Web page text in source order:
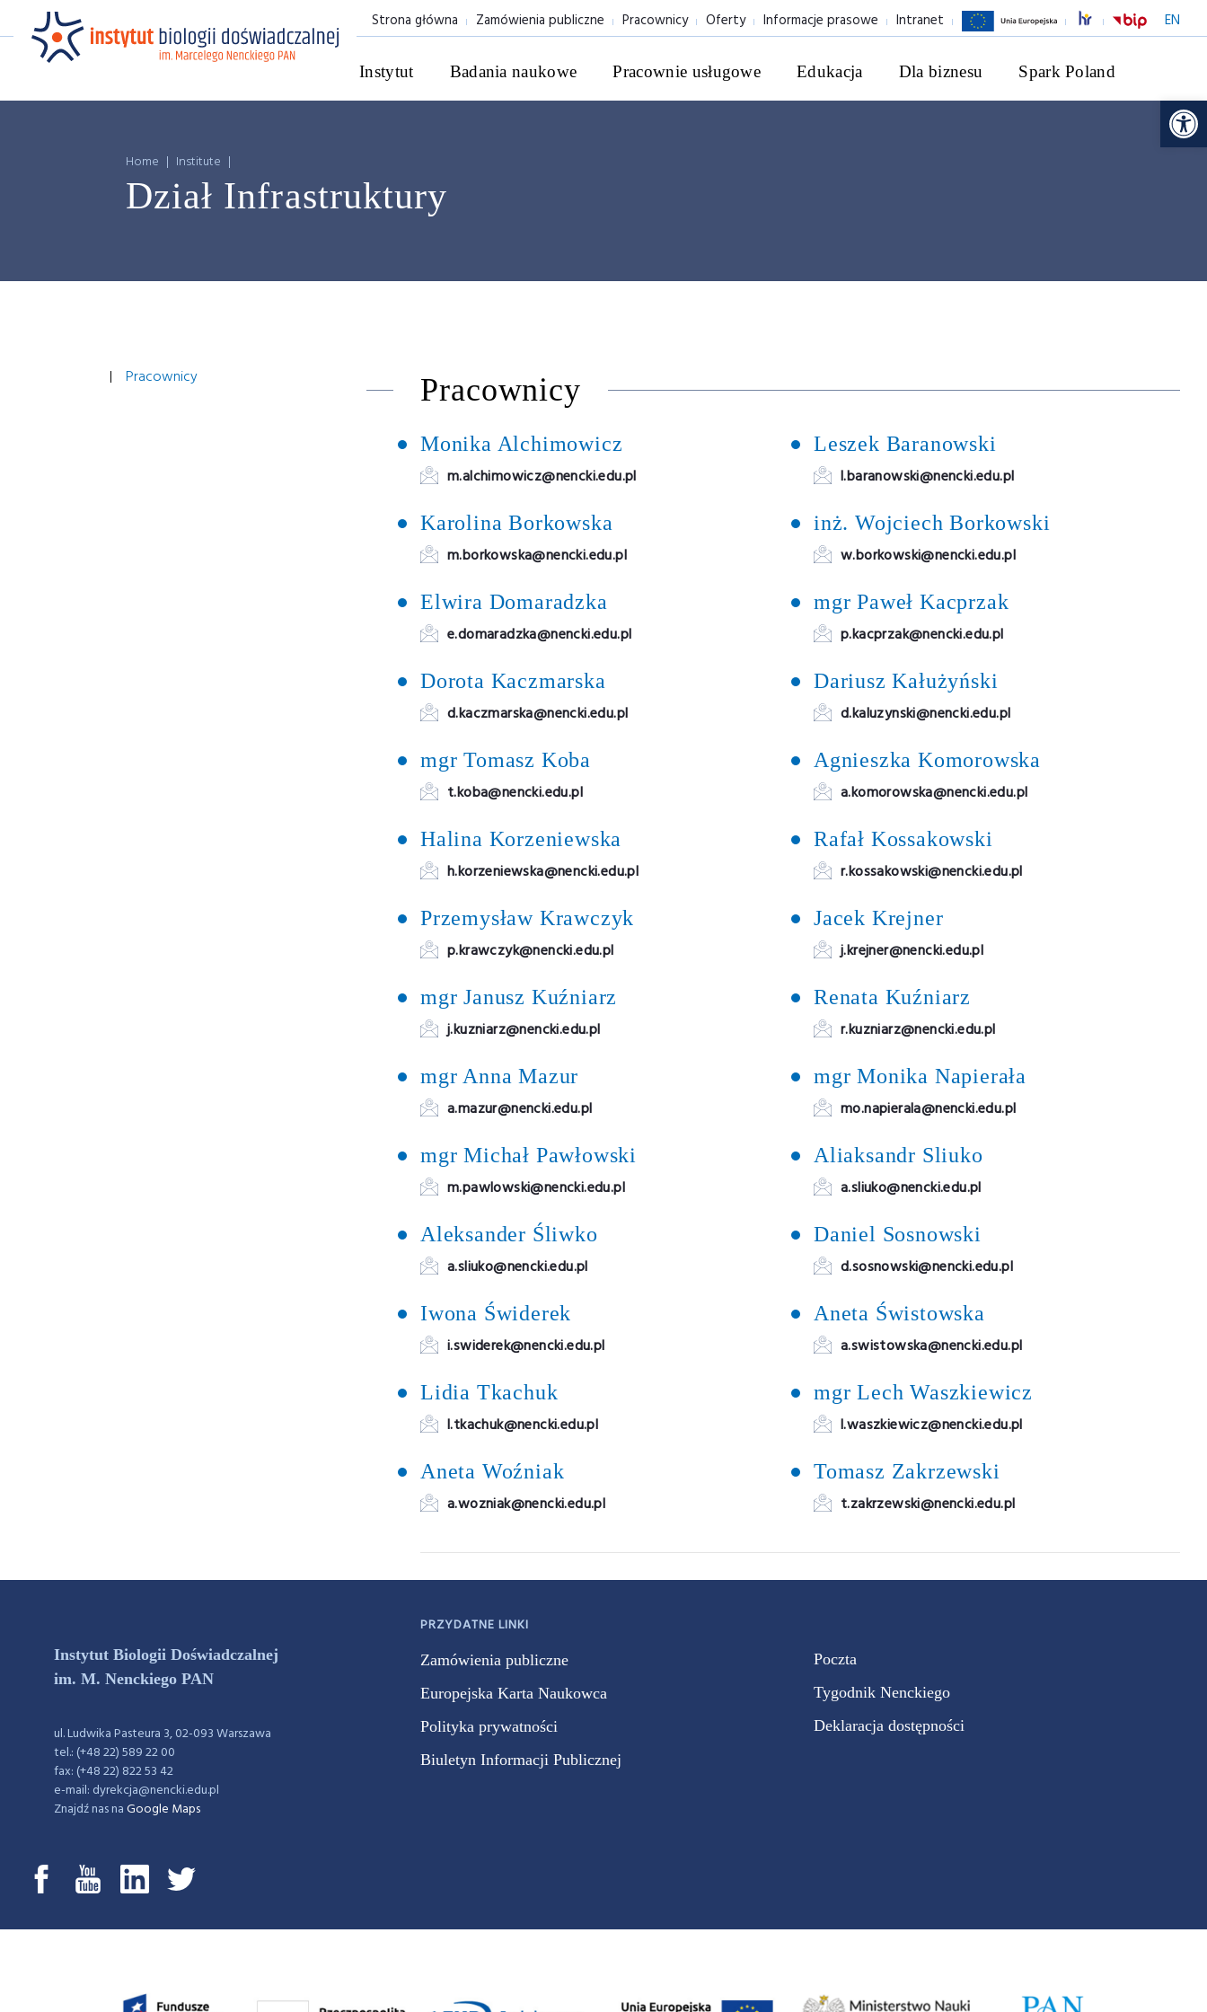
EN
Strona główna Zamówienia publiczne Pracownicy Oferty Informacje prasowe Intranet
Instytut Badania naukowe Pracownie usługowe Edukacja Dla biznesu Spark Poland
Home | Institute |
Dział Infrastruktury
Pracownicy Pracownicy
Monika Alchimowicz
m.alchimowicz@nencki.edu.pl
Leszek Baranowski
l.baranowski@nencki.edu.pl
Karolina Borkowska
m.borkowska@nencki.edu.pl
inż. Wojciech Borkowski
w.borkowski@nencki.edu.pl
Elwira Domaradzka
e.domaradzka@nencki.edu.pl
mgr Paweł Kacprzak
p.kacprzak@nencki.edu.pl
Dorota Kaczmarska
d.kaczmarska@nencki.edu.pl
Dariusz Kałużyński
d.kaluzynski@nencki.edu.pl
mgr Tomasz Koba
t.koba@nencki.edu.pl
Agnieszka Komorowska
a.komorowska@nencki.edu.pl
Halina Korzeniewska
h.korzeniewska@nencki.edu.pl
Rafał Kossakowski
r.kossakowski@nencki.edu.pl
Przemysław Krawczyk
p.krawczyk@nencki.edu.pl
Jacek Krejner
j.krejner@nencki.edu.pl
mgr Janusz Kuźniarz
j.kuzniarz@nencki.edu.pl
Renata Kuźniarz
r.kuzniarz@nencki.edu.pl
mgr Anna Mazur
a.mazur@nencki.edu.pl
mgr Monika Napierała
mo.napierala@nencki.edu.pl
mgr Michał Pawłowski
m.pawlowski@nencki.edu.pl
Aliaksandr Sliuko
a.sliuko@nencki.edu.pl
Aleksander Śliwko
a.sliuko@nencki.edu.pl
Daniel Sosnowski
d.sosnowski@nencki.edu.pl
Iwona Świderek
i.swiderek@nencki.edu.pl
Aneta Świstowska
a.swistowska@nencki.edu.pl
Lidia Tkachuk
l.tkachuk@nencki.edu.pl
mgr Lech Waszkiewicz
l.waszkiewicz@nencki.edu.pl
Aneta Woźniak
a.wozniak@nencki.edu.pl
Tomasz Zakrzewski
t.zakrzewski@nencki.edu.pl
Instytut Biologii Doświadczalnej
im. M. Nenckiego PAN
ul. Ludwika Pasteura 3, 02-093 Warszawa
tel.: (+48 22) 589 22 00
fax: (+48 22) 822 53 42
e-mail: dyrekcja@nencki.edu.pl
Znajdź nas naGoogle Maps
PRZYDATNE LINKI
Zamówienia publiczne
Europejska Karta Naukowca
Polityka prywatności
Biuletyn Informacji Publicznej
Poczta
Tygodnik Nenckiego
Deklaracja dostępności